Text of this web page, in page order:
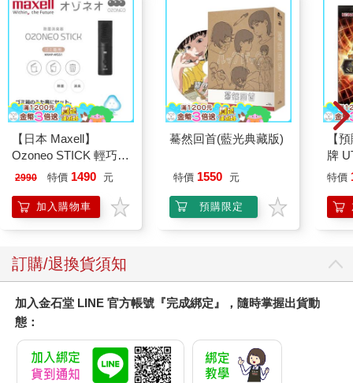
【日本 Maxell】
Ozoneo STICK 輕巧型
除菌消臭器－垃圾箱用
2990 特價 1490 元
加入購物車
驀然回首(藍光典藏版)
特價 1550 元
預購限定
【
牌
日
特價
訂購/退換貨須知
加入金石堂 LINE 官方帳號『完成綁定』，隨時掌握出貨動
態：